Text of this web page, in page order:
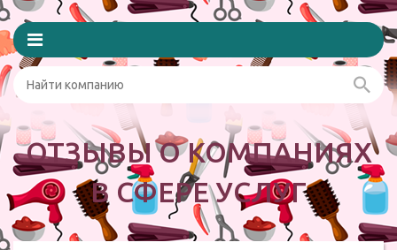
ОТЗЫВЫ О КОМПАНИЯХ
В СФЕРЕ УСЛУГ